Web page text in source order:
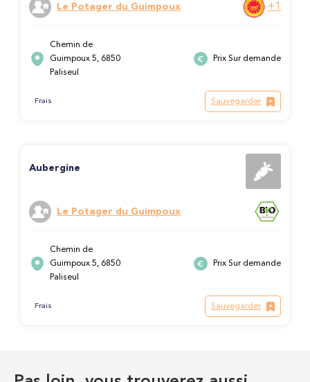
Le Potager du Guimpoux +1
Chemin de
Guimpoux 5, 6850
Paliseul
Prix Sur demande
Frais Sauvegarder
Aubergine
Le Potager du Guimpoux
Chemin de
Guimpoux 5, 6850
Paliseul
Prix Sur demande
Frais Sauvegarder